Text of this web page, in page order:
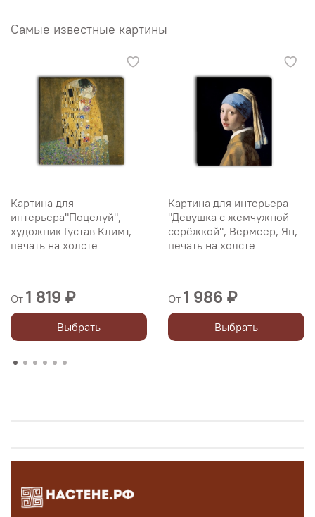
Самые известные картины
Картина для
интерьера"Поцелуй",
художник Густав Климт,
печать на холсте
От 1 819 ₽
Выбрать
Картина для интерьера
"Девушка с жемчужной
серёжкой", Вермеер, Ян,
печать на холсте
От 1 986 ₽
Выбрать